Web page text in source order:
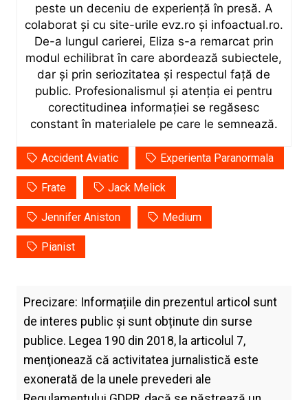
peste un deceniu de experiență în presă. A
colaborat și cu site-urile evz.ro și infoactual.ro.
De-a lungul carierei, Eliza s-a remarcat prin
modul echilibrat în care abordează subiectele,
dar și prin seriozitatea și respectul față de
public. Profesionalismul și atenția ei pentru
corectitudinea informației se regăsesc
constant în materialele pe care le semnează.
Accident Aviatic Experienta Paranormala
Frate Jack Melick
Jennifer Aniston Medium
Pianist
Precizare: Informațiile din prezentul articol sunt
de interes public și sunt obținute din surse
publice. Legea 190 din 2018, la articolul 7,
menţionează că activitatea jurnalistică este
exonerată de la unele prevederi ale